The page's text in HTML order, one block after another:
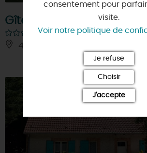
Gîte des Bois de
45260 - CHAILLY-EN-GATINAIS
consentement pour
visite.
Voir notre politique de
Je refuse
Choisir
J'accepte